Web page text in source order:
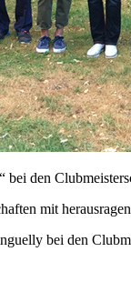
bei den
mit
bei den